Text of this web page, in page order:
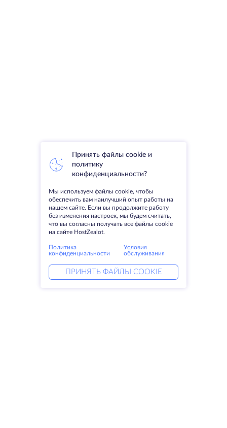
Принять файлы cookie и
политику
конфиденциальности?
Мы используем файлы cookie, чтобы
обеспечить вам наилучший опыт работы на
нашем сайте. Если вы продолжите работу
без изменения настроек, мы будем считать,
что вы согласны получать все файлы cookie
на сайте HostZealot.
Политика
конфиденциальности
Условия
обслуживания
ПРИНЯТЬ ФАЙЛЫ COOKIE